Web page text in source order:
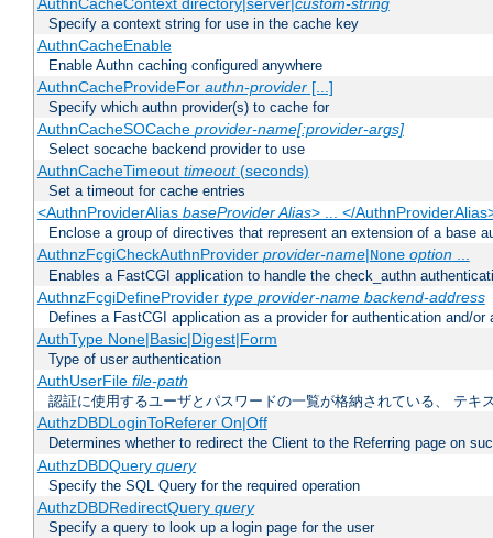
AuthnCacheContext directory|server|custom-string
Specify a context string for use in the cache key
AuthnCacheEnable
Enable Authn caching configured anywhere
AuthnCacheProvideFor authn-provider[...]
Specify which authn provider(s) to cache for
AuthnCacheSOCache provider-name[:provider-args]
Select socache backend provider to use
AuthnCacheTimeout timeout(seconds)
Set a timeout for cache entries
<AuthnProviderAlias baseProvider Alias> ... </
Enclose a group of directives that represent an extension of a base
AuthnzFcgiCheckAuthnProvider provider-name|None option...
Enables a FastCGI application to handle the check_authn
AuthnzFcgiDefineProvider type provider-name backend-address
Defines a FastCGI application as a provider for authentication and/or
AuthType None|Basic|Digest|Form
Type of user authentication
AuthUserFile file-path
認証に使用するユーザとパスワードの一覧が格納されている、 テキ
AuthzDBDLoginToReferer On|Off
Determines whether to redirect the Client to the Referring page on
AuthzDBDQuery query
Specify the SQL Query for the required operation
AuthzDBDRedirectQuery query
Specify a query to look up a login page for the user